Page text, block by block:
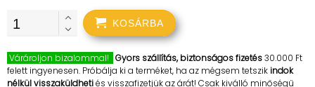
KOSÁRBA
Várároljon bizalommal! Gyors szállítás, biztonságos fizetés30.000 Ft
felett ingyenesen. Próbálja ki a terméket, ha az mégsem tetszikindok
nélkül visszaküldhetiés visszafizetjük az árát! Csak kiválló minőségű